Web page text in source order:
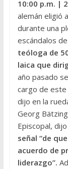
10:00 p.m. |
alemán eligió
durante una
escándalos
teóloga de
laica que
año pasado
cargo de este
dijo en la
Georg
Episcopal,
señal “de
acuerdo de
liderazgo”.